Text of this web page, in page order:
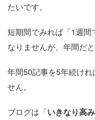
たいです。
短期間でみれば「1週
なりませんが、年間だ
年間50記事を5年続け
せん。
ブログは「いきなり高み